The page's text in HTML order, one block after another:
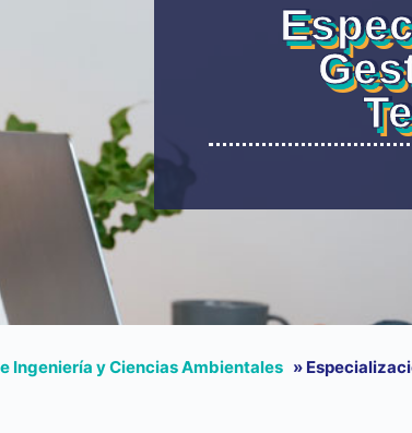
Ingeniería y Ciencias Ambientales »